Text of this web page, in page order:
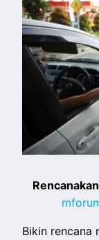
Bikin rencana